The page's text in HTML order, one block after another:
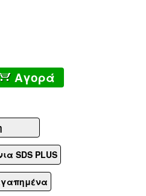
Αγορά
SDS PLUS